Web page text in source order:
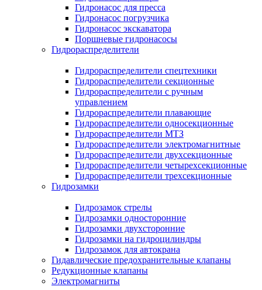
Гидронасос для пресса
Гидронасос погрузчика
Гидронасос экскаватора
Поршневые гидронасосы
Гидрораспределители
Гидрораспределители спецтехники
Гидрораспределители секционные
Гидрораспределители с ручным
управлением
Гидрораспределители плавающие
Гидрораспределители односекционные
Гидрораспределители МТЗ
Гидрораспределители электромагнитные
Гидрораспределители двухсекционные
Гидрораспределители четырехсекционные
Гидрораспределители трехсекционные
Гидрозамки
Гидрозамок стрелы
Гидрозамки односторонние
Гидрозамки двухсторонние
Гидрозамки на гидроцилиндры
Гидрозамок для автокрана
Гидавлические предохранительные клапаны
Редукционные клапаны
Электромагниты